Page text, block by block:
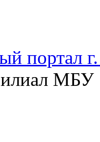
портал
МБУ